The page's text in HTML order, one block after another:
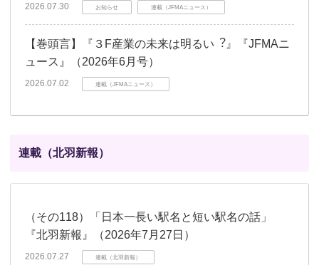
2026.07.30 お知らせ 連載（JFMAニュース）
【巻頭言】『３F産業の未来は明るい︖』『JFMAニ
ュース』（2026年6月号）
2026.07.02 連載（JFMAニュース）
連載（北羽新報）
（その118）「日本一長い駅名と短い駅名の話」
『北羽新報』（2026年7月27日）
2026.07.27 連載（北羽新報）